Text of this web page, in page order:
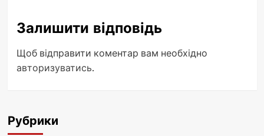
Залишити відповідь
Щоб відправити коментар вам необхідно
авторизуватись.
Рубрики